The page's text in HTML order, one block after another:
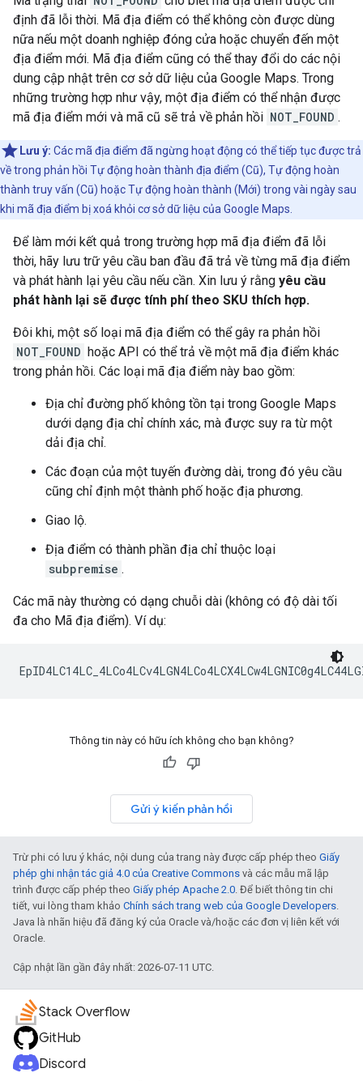
định đã lỗi thời. Mã địa điểm có thể không còn được dùng
nữa nếu một doanh nghiệp đóng cửa hoặc chuyển đến một
địa điểm mới. Mã địa điểm cũng có thể thay đổi do các nội
dung cập nhật trên cơ sở dữ liệu của Google Maps. Trong
những trường hợp như vậy, một địa điểm có thể nhận được
mã địa điểm mới và mã cũ sẽ trả về phản hồi NOT_FOUND .
Lưu ý: Các mã địa điểm đã ngừng hoạt động có thể tiếp tục được trả
về trong phản hồi Tự động hoàn thành địa điểm (Cũ), Tự động hoàn
thành truy vấn (Cũ) hoặc Tự động hoàn thành (Mới) trong vài ngày sau
khi mã địa điểm bị xoá khỏi cơ sở dữ liệu của Google Maps.
Để làm mới kết quả trong trường hợp mã địa điểm đã lỗi
thời, hãy lưu trữ yêu cầu ban đầu đã trả về từng mã địa điểm
và phát hành lại yêu cầu nếu cần. Xin lưu ý rằng yêu cầu
phát hành lại sẽ được tính phí theo SKU thích hợp.
Đôi khi, một số loại mã địa điểm có thể gây ra phản hồi
NOT_FOUND hoặc API có thể trả về một mã địa điểm khác
trong phản hồi. Các loại mã địa điểm này bao gồm:
Địa chỉ đường phố không tồn tại trong Google Maps
dưới dạng địa chỉ chính xác, mà được suy ra từ một
dải địa chỉ.
Các đoạn của một tuyến đường dài, trong đó yêu cầu
cũng chỉ định một thành phố hoặc địa phương.
Giao lộ.
Địa điểm có thành phần địa chỉ thuộc loại
subpremise .
Các mã này thường có dạng chuỗi dài (không có độ dài tối
đa cho Mã địa điểm). Ví dụ:
Thông tin này có hữu ích không cho bạn không?
Gửi ý kiến phản hồi
Trừ phi có lưu ý khác, nội dung của trang này được cấp phép theo Giấy
phép ghi nhận tác giả 4.0 của Creative Commons và các mẫu mã lập
trình được cấp phép theo Giấy phép Apache 2.0. Để biết thông tin chi
tiết, vui lòng tham khảo Chính sách trang web của Google Developers.
Java là nhãn hiệu đã đăng ký của Oracle và/hoặc các đơn vị liên kết với
Oracle.
Cập nhật lần gần đây nhất: 2026-07-11 UTC.
Stack Overflow
GitHub
Discord